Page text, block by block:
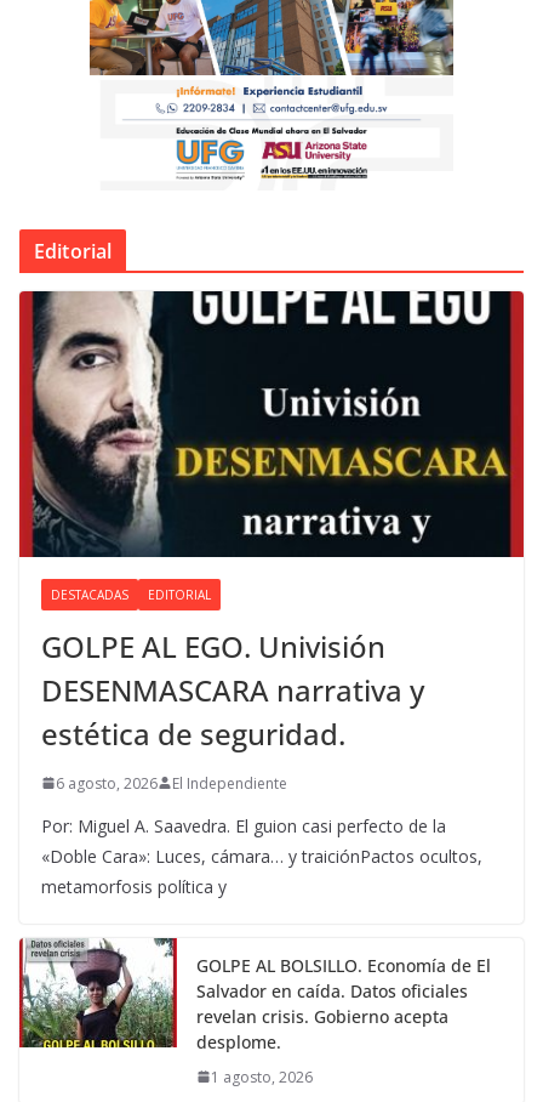
Editorial
DESTACADAS EDITORIAL
GOLPE AL EGO. Univisión
DESENMASCARA narrativa y
estética de seguridad.
6 agosto, 2026 El Independiente
Por: Miguel A. Saavedra. El guion casi perfecto de la
«Doble Cara»: Luces, cámara… y traiciónPactos ocultos,
metamorfosis política y
GOLPE AL BOLSILLO. Economía de El
Salvador en caída. Datos oficiales
revelan crisis. Gobierno acepta
desplome.
1 agosto, 2026